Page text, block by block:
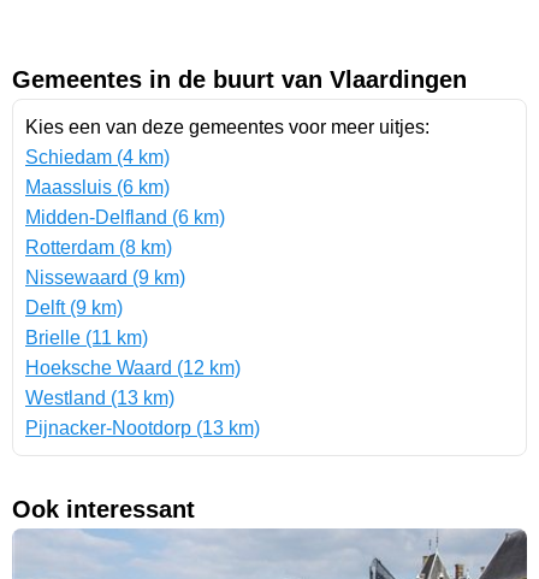
Gemeentes in de buurt van Vlaardingen
Kies een van deze gemeentes voor meer uitjes:
Schiedam (4 km)
Maassluis (6 km)
Midden-Delfland (6 km)
Rotterdam (8 km)
Nissewaard (9 km)
Delft (9 km)
Brielle (11 km)
Hoeksche Waard (12 km)
Westland (13 km)
Pijnacker-Nootdorp (13 km)
Ook interessant